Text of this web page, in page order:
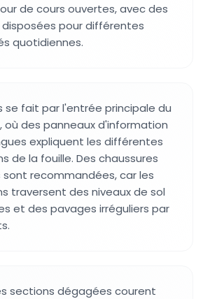
de cours ouvertes, avec des
pour différentes
quotidiennes.
se fait par l'entrée principale du
où des panneaux d'information
expliquent les différentes
de la fouille. Des chaussures
sont recommandées, car les
traversent des niveaux de sol
et des pavages irréguliers par
sections dégagées courent